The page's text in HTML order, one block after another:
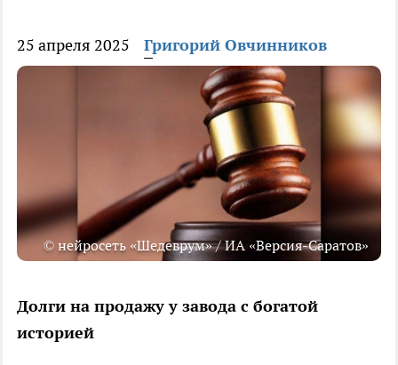
25 апреля 2025 Григорий Овчинников
© нейросеть «Шедеврум» / ИА «Версия-Саратов»
Долги на продажу у завода с богатой
историей